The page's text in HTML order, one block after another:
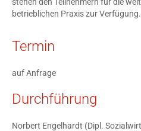
betrieblichen Praxis zur Verfügung.
Termin
auf Anfrage
Durchführung
Norbert Engelhardt (Dipl.